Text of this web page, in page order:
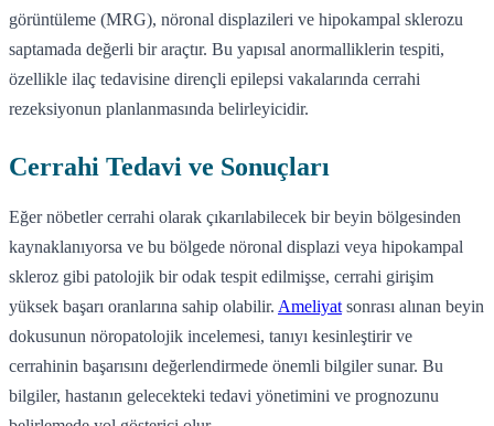
görüntüleme (MRG), nöronal displazileri ve hipokampal sklerozu
saptamada değerli bir araçtır. Bu yapısal anormalliklerin tespiti,
özellikle ilaç tedavisine dirençli epilepsi vakalarında cerrahi
rezeksiyonun planlanmasında belirleyicidir.
Cerrahi Tedavi ve Sonuçları
Eğer nöbetler cerrahi olarak çıkarılabilecek bir beyin bölgesinden
kaynaklanıyorsa ve bu bölgede nöronal displazi veya hipokampal
skleroz gibi patolojik bir odak tespit edilmişse, cerrahi girişim
yüksek başarı oranlarına sahip olabilir. Ameliyat sonrası alınan beyin
dokusunun nöropatolojik incelemesi, tanıyı kesinleştirir ve
cerrahinin başarısını değerlendirmede önemli bilgiler sunar. Bu
bilgiler, hastanın gelecekteki tedavi yönetimini ve prognozunu